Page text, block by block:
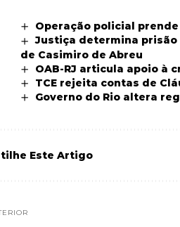
Operação policial
Justiça determina prisão
de Casimiro de Abreu
OAB-RJ articula apoio à
TCE rejeita contas de
Governo do Rio altera
Este Artigo